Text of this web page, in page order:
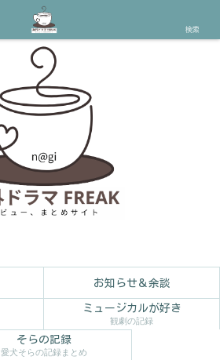
お知らせ＆余談
ミュージカルが好き
観劇の記録
そらの記録
愛犬そらの記録まとめ
検索